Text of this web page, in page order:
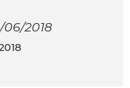
2018